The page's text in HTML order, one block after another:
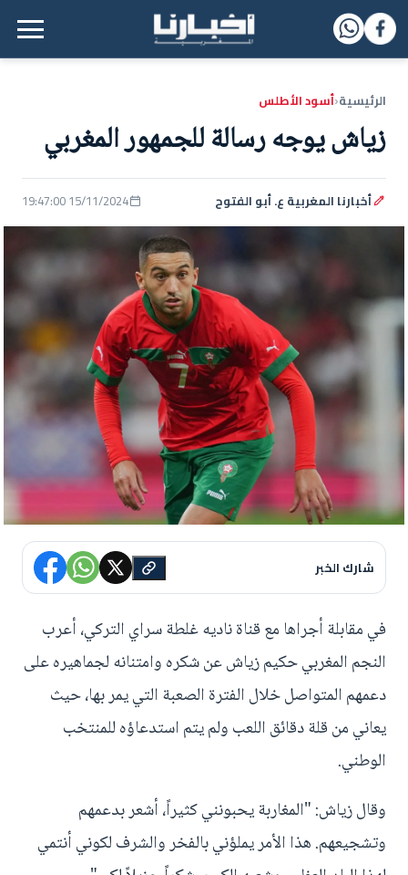
القائمة الرئيسية
الرئيسية‹أسود الأطلس
زياش يوجه رسالة للجمهور المغربي
أخبارنا المغربية ع. أبو الفتوح 15/11/2024 19:47:00
شارك الخبر
في مقابلة أجراها مع قناة ناديه غلطة سراي التركي، أعرب
النجم المغربي حكيم زياش عن شكره وامتنانه لجماهيره على
دعمهم المتواصل خلال الفترة الصعبة التي يمر بها، حيث
يعاني من قلة دقائق اللعب ولم يتم استدعاؤه للمنتخب
الوطني.
وقال زياش: "المغاربة يحبونني كثيراً، أشعر بدعمهم
وتشجيعهم. هذا الأمر يملؤني بالفخر والشرف لكوني أنتمي